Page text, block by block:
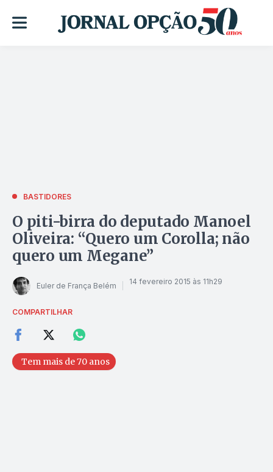
BASTIDORES
O piti-birra do deputado Manoel
Oliveira: “Quero um Corolla; não
quero um Megane”
Euler de França Belém 14 fevereiro 2015 às 11h29
COMPARTILHAR
Tem mais de 70 anos